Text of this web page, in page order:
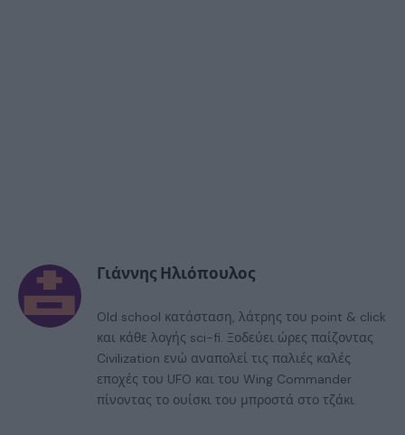
Γιάννης Ηλιόπουλος
Old school κατάσταση, λάτρης του point & click
και κάθε λογής sci-fi. Ξοδεύει ώρες παίζοντας
Civilization ενώ αναπολεί τις παλιές καλές
εποχές του UFO και του Wing Commander
πίνοντας το ουίσκι του μπροστά στο τζάκι.